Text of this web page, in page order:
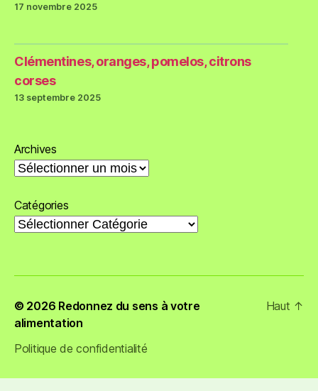
17 novembre 2025
Clémentines, oranges, pomelos, citrons
corses
13 septembre 2025
Archives
Catégories
© 2026 Redonnez du sens à votre
alimentation
Politique de confidentialité
Haut ↑